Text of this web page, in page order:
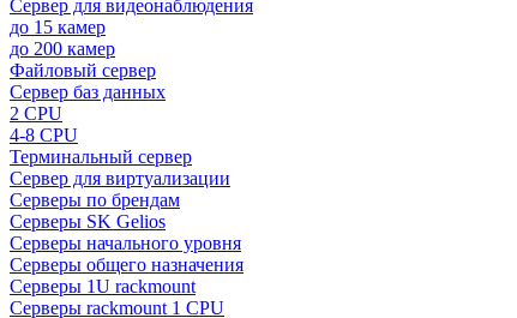
Сервер для видеонаблюдения
до 15 камер
до 200 камер
Файловый сервер
Сервер баз данных
2 CPU
4-8 CPU
Терминальный сервер
Сервер для виртуализации
Серверы по брендам
Серверы SK Gelios
Серверы начального уровня
Серверы общего назначения
Серверы 1U rackmount
Серверы rackmount 1 CPU